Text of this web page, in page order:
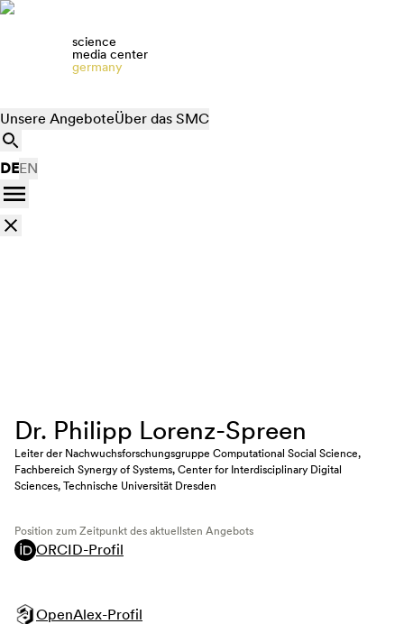
science
media center
germany
Unsere AngeboteÜber das SMC
DEEN
Dr. Philipp Lorenz-Spreen
Leiter der Nachwuchsforschungsgruppe Computational Social Science,
Fachbereich Synergy of Systems, Center for Interdisciplinary Digital
Sciences, Technische Universität Dresden
Position zum Zeitpunkt des aktuellsten Angebots
ORCID-Profil
OpenAlex-Profil